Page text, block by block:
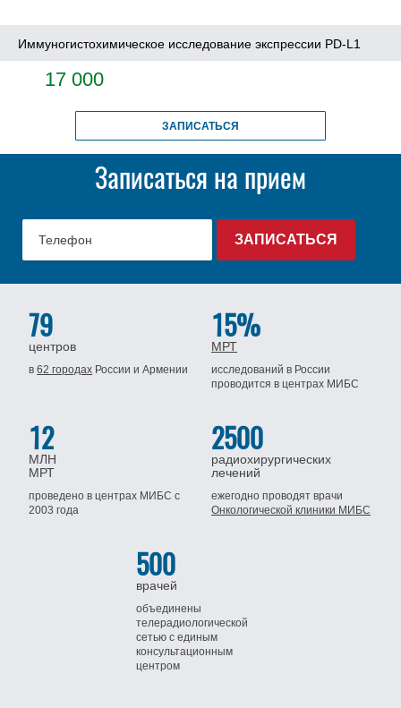
Иммуногистохимическое исследование экспрессии PD-L1
17 000
ЗАПИСАТЬСЯ
Записаться на прием
79
центров
в62 городах Россиии Армении
15%
МРТ
исследований в России
проводится в центрах МИБС
12
МЛН
МРТ
проведено в центрах МИБСс
2003 года
2500
радиохирургических
лечений
ежегодно проводят врачи
Онкологической клиники МИБС
500
врачей
объединены
телерадиологической
сетью с единым
консультационным
центром